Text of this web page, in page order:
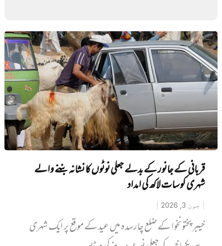
قربانی کے جانور کے بدلے جعلی نوٹوں کا نشانہ بننے والے
شہری کو سات لاکھ کی امداد
جون 3, 2026
خیبر پختونخوا کے ضلع چارسدہ میں‌ عید کے موقع پر ایک شہری